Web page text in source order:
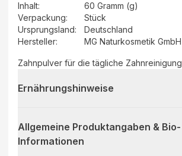
Inhalt:
60 Gramm (g)
Verpackung:
Stück
Ursprungsland:
Deutschland
Hersteller: MG Naturkosmetik GmbH
Zahnpulver für die tägliche Zahnreinigung
Ernährungshinweise
Allgemeine Produktangaben & Bio-
Informationen